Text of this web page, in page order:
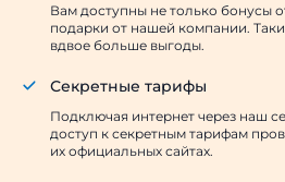
Вам доступны не только бонусы
подарки от нашей компании.
вдвое больше выгоды.
Секретные тарифы
Подключая интернет через наш
доступ к секретным тарифам
их официальных сайтах.